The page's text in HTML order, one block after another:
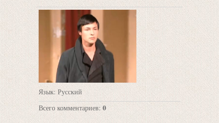
Язык: Русский
Всего комментариев:0